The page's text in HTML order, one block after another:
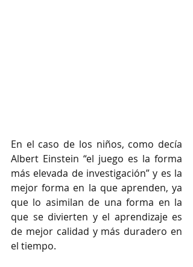
En el caso de los niños, como decía
Albert Einstein “el juego es la forma
más elevada de investigación” y es la
mejor forma en la que aprenden, ya
que lo asimilan de una forma en la
que se divierten y el aprendizaje es
de mejor calidad y más duradero en
el tiempo.